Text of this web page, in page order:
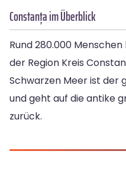
Constanța im Überblick
Rund 280.000
der Region Kreis
Schwarzen Meer ist der
und geht auf die antike
zurück.